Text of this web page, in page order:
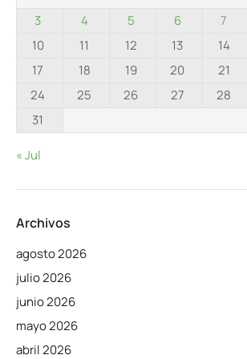
3
4 5 6 7
10
11 12 13 14
17
18 19 20 21
24
25 26 27 28
31
« Jul
Archivos
agosto 2026
julio 2026
junio 2026
mayo 2026
abril 2026